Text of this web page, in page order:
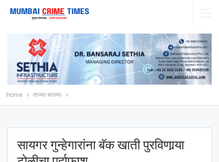
Home ताज्या बातम्या
सायगर गुन्हेगारांना बॅक खाती पुरविणार्‍या